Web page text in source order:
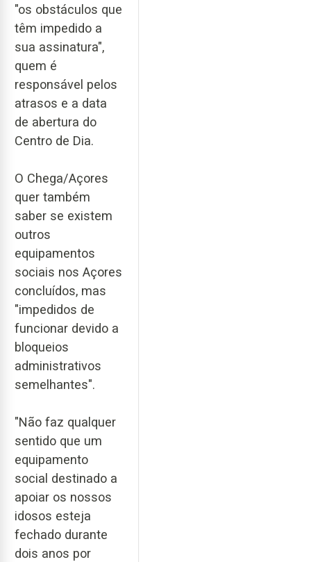
"os obstáculos que
têm impedido a
sua assinatura",
quem é
responsável pelos
atrasos e a data
de abertura do
Centro de Dia.
O Chega/Açores
quer também
saber se existem
outros
equipamentos
sociais nos Açores
concluídos, mas
"impedidos de
funcionar devido a
bloqueios
administrativos
semelhantes".
"Não faz qualquer
sentido que um
equipamento
social destinado a
apoiar os nossos
idosos esteja
fechado durante
dois anos por